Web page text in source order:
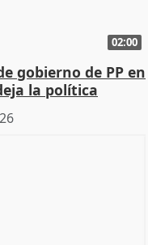
02:00
gobierno de PP en
la política